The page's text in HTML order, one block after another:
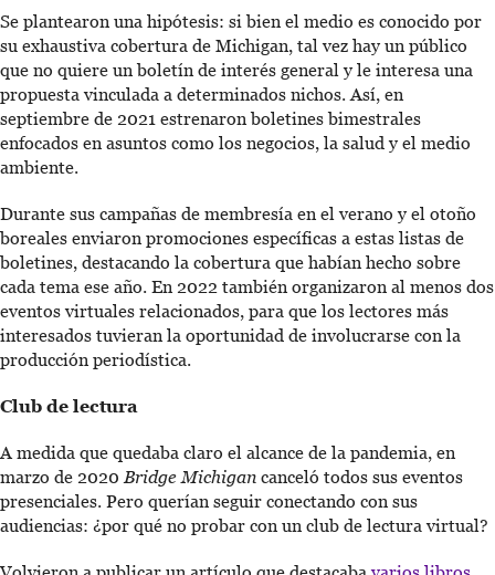
Se plantearon una hipótesis: si bien el medio es conocido por
su exhaustiva cobertura de Michigan, tal vez hay un público
que no quiere un boletín de interés general y le interesa una
propuesta vinculada a determinados nichos. Así, en
septiembre de 2021 estrenaron boletines bimestrales
enfocados en asuntos como los negocios, la salud y el medio
ambiente.
Durante sus campañas de membresía en el verano y el otoño
boreales enviaron promociones específicas a estas listas de
boletines, destacando la cobertura que habían hecho sobre
cada tema ese año. En 2022 también organizaron al menos dos
eventos virtuales relacionados, para que los lectores más
interesados tuvieran la oportunidad de involucrarse con la
producción periodística.
Club de lectura
A medida que quedaba claro el alcance de la pandemia, en
marzo de 2020Bridge Michigan canceló todos sus eventos
presenciales. Pero querían seguir conectando con sus
audiencias: ¿por qué no probar con un club de lectura virtual?